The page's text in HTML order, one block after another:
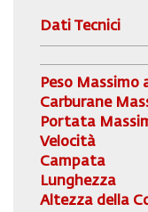
Dati Tecnici
Peso Massimo
Carburane
Portata
Velocità
Campata
Lunghezza
Altezza della